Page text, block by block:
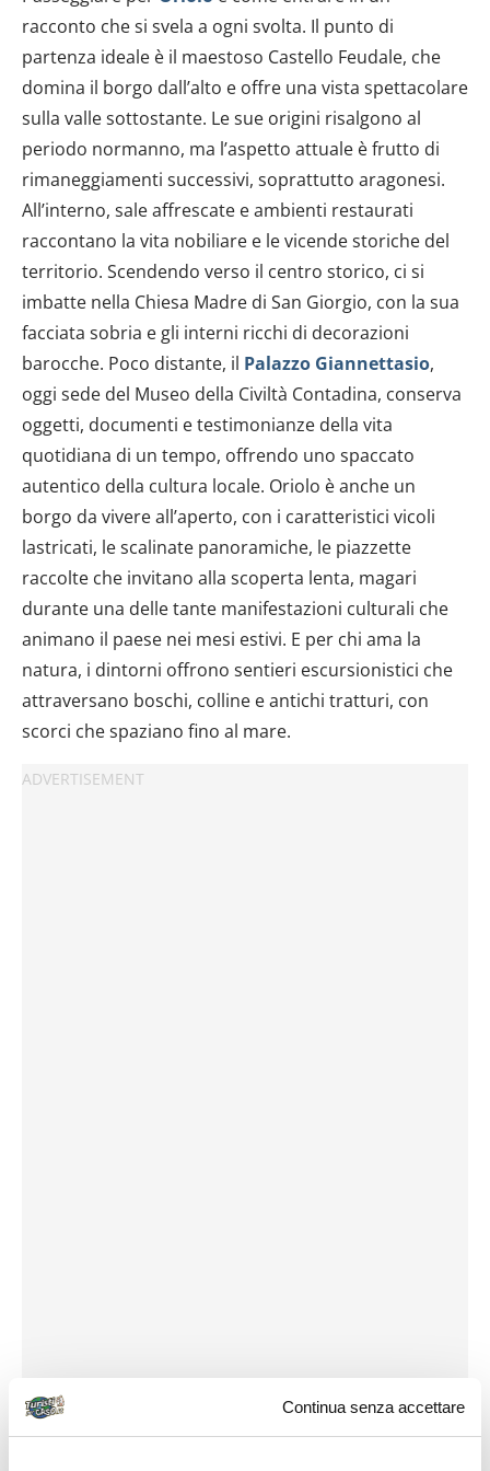
Continua senza accettare
racconto che si svela a ogni svolta. Il punto di
partenza ideale è il maestoso Castello Feudale, che
domina il borgo dall’alto e offre una vista spettacolare
sulla valle sottostante. Le sue origini risalgono al
periodo normanno, ma l’aspetto attuale è frutto di
rimaneggiamenti successivi, soprattutto aragonesi.
All’interno, sale affrescate e ambienti restaurati
raccontano la vita nobiliare e le vicende storiche del
territorio. Scendendo verso il centro storico, ci si
imbatte nella Chiesa Madre di San Giorgio, con la sua
facciata sobria e gli interni ricchi di decorazioni
barocche. Poco distante, il Palazzo Giannettasio,
oggi sede del Museo della Civiltà Contadina, conserva
oggetti, documenti e testimonianze della vita
quotidiana di un tempo, offrendo uno spaccato
autentico della cultura locale. Oriolo è anche un
borgo da vivere all’aperto, con i caratteristici vicoli
lastricati, le scalinate panoramiche, le piazzette
raccolte che invitano alla scoperta lenta, magari
durante una delle tante manifestazioni culturali che
animano il paese nei mesi estivi. E per chi ama la
natura, i dintorni offrono sentieri escursionistici che
attraversano boschi, colline e antichi tratturi, con
scorci che spaziano fino al mare.